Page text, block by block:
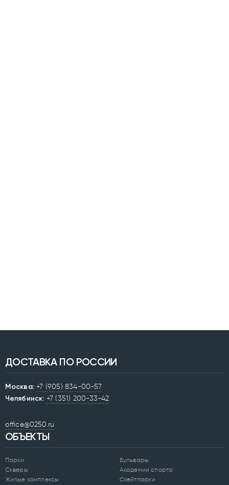
ДОСТАВКА ПО РОССИИ
Москва: +7 (905) 834-00-57
Челябинск: +7 (351) 200-33-42
office@0250.ru
ОБЪЕКТЫ
Парки
Скверы
Жилые комплексы
Бульвары
Академии спорта
Скейтпарки